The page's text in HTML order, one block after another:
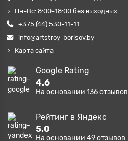
Пн-Вс: 8:00-18:00 без выходных
+375 (44) 530-11-11
info@artstroy-borisov.by
Карта сайта
Google Rating
4.6
На основании 136отзывов
Рейтинг в Яндекс
5.0
На основании 49отзывов